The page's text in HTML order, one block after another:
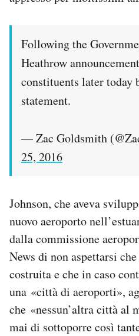
Following the
Heathrow
constituents later today
statement.
— Zac Goldsmith
25, 2016
Johnson, che aveva
nuovo aeroporto
dalla commissione
News di non aspettarsi
costruita e che in caso
una «città di aeroporti»,
che «nessun’altra città al
mai di sottoporre così